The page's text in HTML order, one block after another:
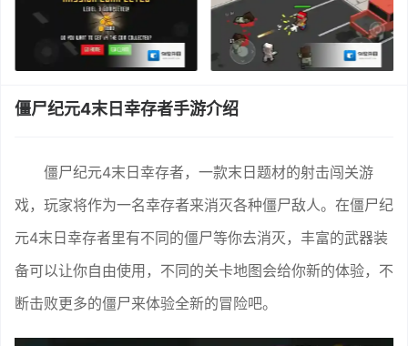
僵尸纪元4末日幸存者手游介绍
僵尸纪元4末日幸存者，一款末日题材的射击闯关游
戏，玩家将作为一名幸存者来消灭各种僵尸敌人。在僵尸纪
元4末日幸存者里有不同的僵尸等你去消灭，丰富的武器装
备可以让你自由使用，不同的关卡地图会给你新的体验，不
断击败更多的僵尸来体验全新的冒险吧。